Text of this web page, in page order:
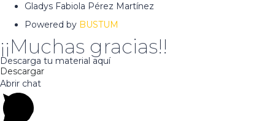
Gladys Fabiola Pérez Martínez
Powered by BUSTUM
¡¡Muchas gracias!!
Descarga tu material aquí
Descargar
Abrir chat